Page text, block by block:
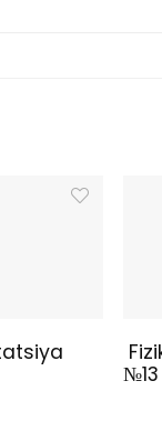
№13